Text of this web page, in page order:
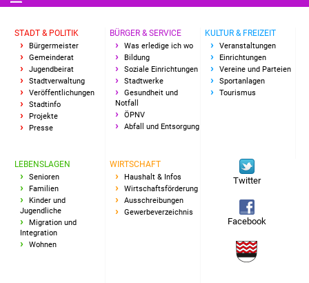
Beirat Süßener Vereine
Sportanlagen
Tourismus
Schwäbischer Albtrauf
Route der
Industriekultur
STADT & POLITIK
Bürgermeister
Gemeinderat
Jugendbeirat
Stadtverwaltung
Veröffentlichungen
Stadtinfo
Projekte
Presse
BÜRGER & SERVICE
Was erledige ich wo
Bildung
Soziale Einrichtungen
Stadtwerke
Gesundheit und
Notfall
ÖPNV
Abfall und Entsorgung
KULTUR & FREIZEIT
Veranstaltungen
Einrichtungen
Vereine und Parteien
Sportanlagen
Tourismus
LEBENSLAGEN
Senioren
Familien
Kinder und
Jugendliche
Migration und
Integration
Wohnen
WIRTSCHAFT
Haushalt & Infos
Wirtschaftsförderung
Ausschreibungen
Gewerbeverzeichnis
Twitter
Facebook